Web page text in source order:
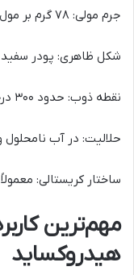
جرم مولی: ۷۸ گرم بر مول
شکل ظاهری: پودر
نقطه ذوب: حدود ۳۰۰ درجه سانتی‌گراد (پیش از تجزیه)
حلالیت: در آب
ساختار کریستالی:
مهم‌ترین
هیدروکساید